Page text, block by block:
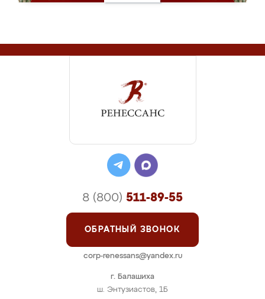
г. Балашиха
ш. Энтузиастов, 1Б
8 (800) 511-89-55
ОБРАТНЫЙ ЗВОНОК
corp-renessans@yandex.ru